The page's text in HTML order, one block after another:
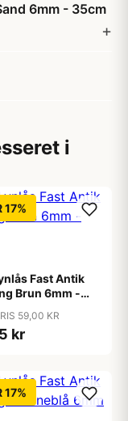
6mm - 35cm
i
17%
Fast Antik
Brun 6mm -
59,00 KR
kr
17%